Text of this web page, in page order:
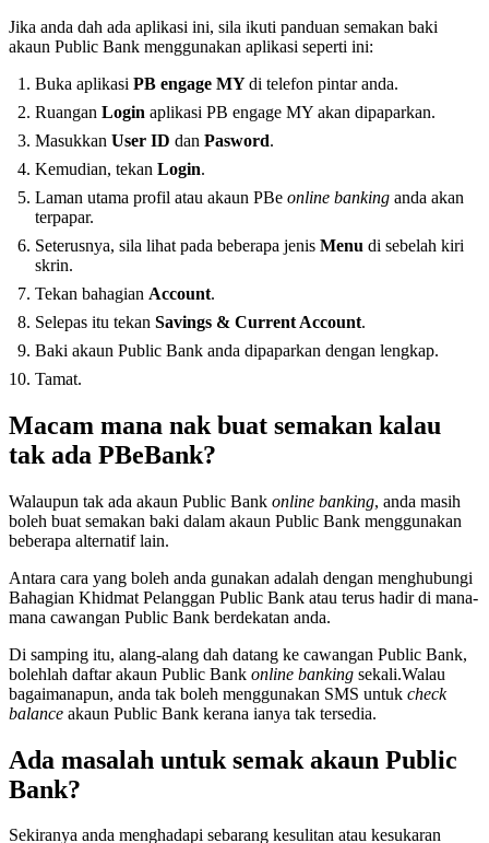
Jika anda dah ada aplikasi ini, sila ikuti panduan semakan baki
akaun Public Bank menggunakan aplikasi seperti ini:
Buka aplikasi PB engage MYdi telefon pintar anda.
Ruangan Login aplikasi PB engage MY akan dipaparkan.
Masukkan User ID dan Pasword.
Kemudian, tekan Login.
Laman utama profil atau akaun PBe online banking anda akan
terpapar.
Seterusnya, sila lihat pada beberapa jenis Menu di sebelah kiri
skrin.
Tekan bahagian Account.
Selepas itu tekan Savings & Current Account.
Baki akaun Public Bank anda dipaparkan dengan lengkap.
Tamat.
Macam mana nak buat semakan kalau
tak ada PBeBank?
Walaupun tak ada akaun Public Bank online banking, anda masih
boleh buat semakan baki dalam akaun Public Bank menggunakan
beberapa alternatif lain.
Antara cara yang boleh anda gunakan adalah dengan menghubungi
Bahagian Khidmat Pelanggan Public Bank atau terus hadir di mana-
mana cawangan Public Bank berdekatan anda.
Di samping itu, alang-alang dah datang ke cawangan Public Bank,
bolehlah daftar akaun Public Bank online banking sekali.Walau
bagaimanapun, anda tak boleh menggunakan SMS untuk check
balance akaun Public Bank kerana ianya tak tersedia.
Ada masalah untuk semak akaun Public
Bank?
Sekiranya anda menghadapi sebarang kesulitan atau kesukaran